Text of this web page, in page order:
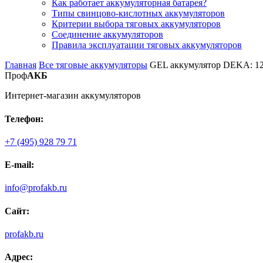
Как работает аккумуляторная батарея?
Типы свинцово-кислотных аккумуляторов
Критерии выбора тяговых аккумуляторов
Соединение аккумуляторов
Правила эксплуатации тяговых аккумуляторов
Главная Все тяговые аккумуляторы GEL аккумулятор DEKA:
ПрофАКБ
Интернет-магазин аккумуляторов
Телефон:
+7 (495) 928 79 71
E-mail:
info@profakb.ru
Сайт:
profakb.ru
Адрес: